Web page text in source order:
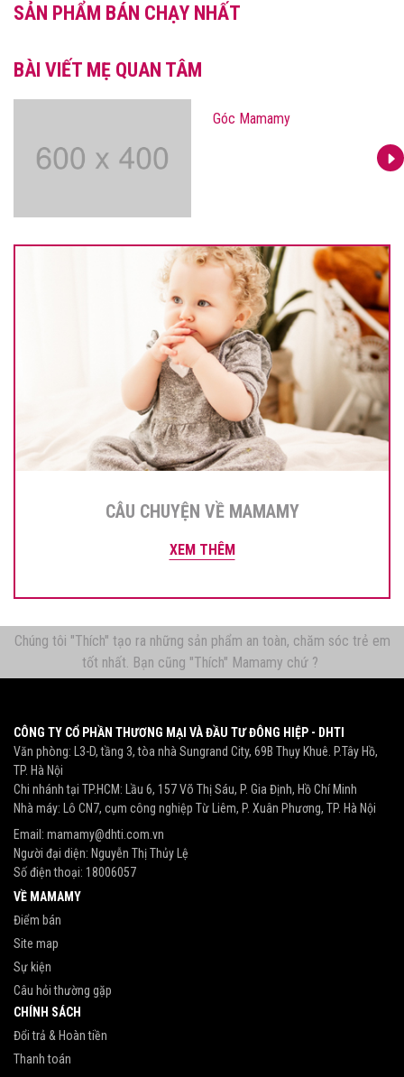
SẢN PHẨM BÁN CHẠY NHẤT
BÀI VIẾT MẸ QUAN TÂM
Góc Mamamy
CÂU CHUYỆN VỀ MAMAMY
XEM THÊM
Chúng tôi "Thích" tạo ra những sản phẩm an toàn, chăm sóc trẻ em
tốt nhất. Bạn cũng "Thích" Mamamy chứ ?
CÔNG TY CỔ PHẦN THƯƠNG MẠI VÀ ĐẦU TƯ ĐÔNG HIỆP - DHTI
Văn phòng: L3-D, tầng 3, tòa nhà Sungrand City, 69B Thụy Khuê. P.Tây Hồ,
TP. Hà Nội
Chi nhánh tại TP.HCM: Lầu 6, 157 Võ Thị Sáu, P. Gia Định, Hồ Chí Minh
Nhà máy: Lô CN7, cụm công nghiệp Từ Liêm, P. Xuân Phương, TP. Hà Nội
Email: mamamy@dhti.com.vn
Người đại diện: Nguyễn Thị Thủy Lệ
Số điện thoại: 18006057
VỀ MAMAMY
Điểm bán
Site map
Sự kiện
Câu hỏi thường gặp
CHÍNH SÁCH
Đổi trả & Hoàn tiền
Thanh toán